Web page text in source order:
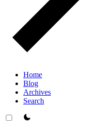
Home
Blog
Archives
Search
theme switcher